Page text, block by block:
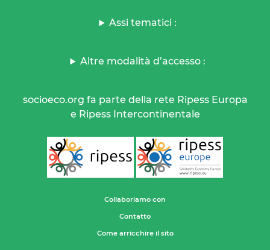
Assi tematici :
Altre modalità d’accesso :
socioeco.org fa parte della rete Ripess Europa
e Ripess Intercontinentale
Collaboriamo con
Contatto
Come arricchire il sito